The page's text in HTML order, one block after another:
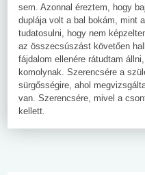
sem. Azonnal éreztem, hogy
duplája volt a bal bokám, mint
tudatosulni, hogy nem
az összecsúszást követően
fájdalom ellenére rátudtam
komolynak. Szerencsére a
sürgősségire, ahol
van. Szerencsére, mivel a
kellett.